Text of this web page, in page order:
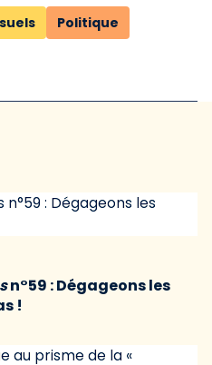
Politique
n°59 : Dégageons les
!